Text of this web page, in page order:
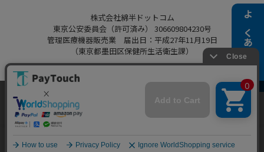
よくある質問
株式会社綿半ドットコム
東京公安委員会（許可済み） 306609804230号
管理医療機器販売業 届出日：平成27年11月19日
（東京都墨田区保健所生活衛生課）
Copyright 2022
Powered by Watahan Partners Co., Ltd.
当ウェブサイトでは、お客様により良いサービス
をご提供するため、クッキーを利用しています。
サイト利用を継続することにより、クッキーの使
細はこちら」をご覧ください。
同意する